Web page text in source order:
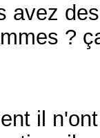
avez
?
il n'ont